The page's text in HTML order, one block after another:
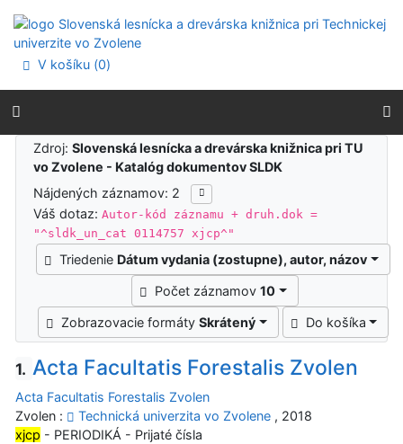
Prejsť na menu
Prehlásenie o webovej prístupnosti
V košíku (0)
Výsledky vyhľadávania
Zdroj:Slovenská lesnícka a drevárska knižnica pri TU
vo Zvolene - Katalóg dokumentov SLDK
Nájdených záznamov: 2
Váš dotaz:Autor-kód záznamu + druh.dok =
"^sldk_un_cat 0114757 xjcp^"
Triedenie Dátum vydania (zostupne), autor, názov
Počet záznamov10
Zobrazovacie formátySkrátený Do košíka
1. Acta Facultatis Forestalis Zvolen
Acta Facultatis Forestalis Zvolen
Zvolen :
Technická univerzita vo Zvolene , 2018
xjcp - PERIODIKÁ - Prijaté čísla